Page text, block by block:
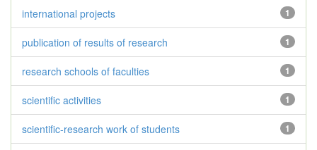
1
international projects
1
publication of results of research
1
research schools of faculties
1
scientific activities
1
scientific-research work of students